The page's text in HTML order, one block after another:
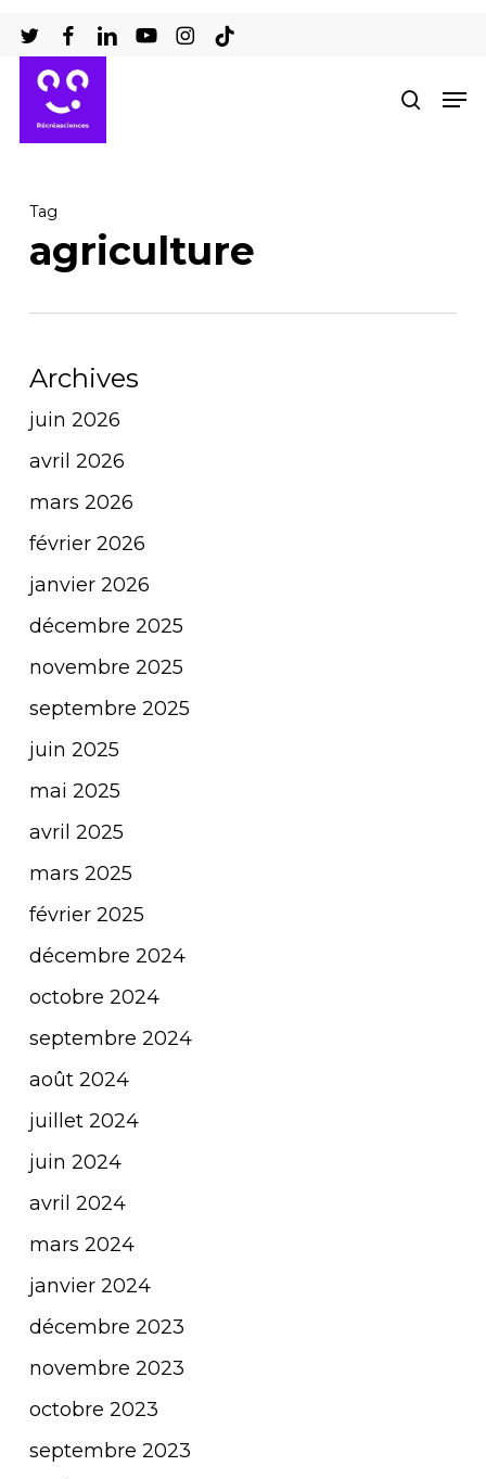
au
contenu
principal
Tag
agriculture
Archives
juin 2026
avril 2026
mars 2026
février 2026
janvier 2026
décembre 2025
novembre 2025
septembre 2025
juin 2025
mai 2025
avril 2025
mars 2025
février 2025
décembre 2024
octobre 2024
septembre 2024
août 2024
juillet 2024
juin 2024
avril 2024
mars 2024
janvier 2024
décembre 2023
novembre 2023
octobre 2023
septembre 2023
le